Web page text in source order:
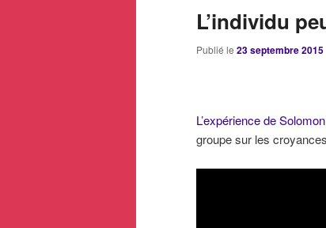
L’individu
Publié le 23 septembre 2015
L’expérience de
groupe sur les